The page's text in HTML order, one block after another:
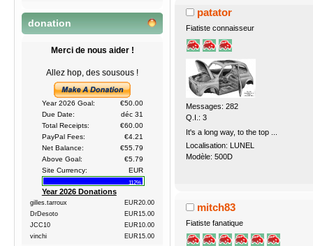
donation
Merci de nous aider !
Allez hop, des sousous !
Year 2026 Goal:
€50.00
Due Date:
déc 31
Total Receipts:
€60.00
PayPal Fees:
€4.21
Net Balance:
€55.79
Above Goal:
€5.79
Site Currency:
EUR
112%
Year 2026 Donations
gilles.tarroux
EUR20.00
DrDesoto
EUR15.00
JCC10
EUR10.00
vinchi
EUR15.00
patator
Fiatiste connaisseur
Messages: 282
Q.I.: 3
It's a long way, to the top ...
Localisation: LUNEL
Modèle: 500D
mitch83
Fiatiste fanatique